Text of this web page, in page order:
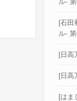
[石田
ル-
[日高
[日高
[はま